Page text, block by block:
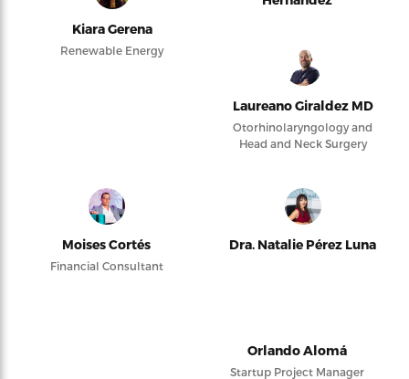
Kiara Gerena
Renewable Energy
Laureano Giraldez MD
Otorhinolaryngology and
Head and Neck Surgery
Moises Cortés
Financial Consultant
Dra. Natalie Pérez Luna
Orlando Alomá
Startup Project Manager